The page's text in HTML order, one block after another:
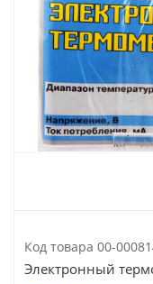
Код товара 00-
Электронный